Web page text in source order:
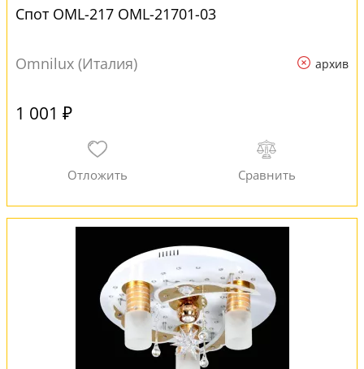
Спот OML-217 OML-21701-03
Omnilux (Италия) архив
1 001 ₽